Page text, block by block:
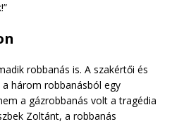
robbanás is. A szakértői és
három robbanásból egy
a gázrobbanás volt a tragédia
Zoltánt, a robbanás